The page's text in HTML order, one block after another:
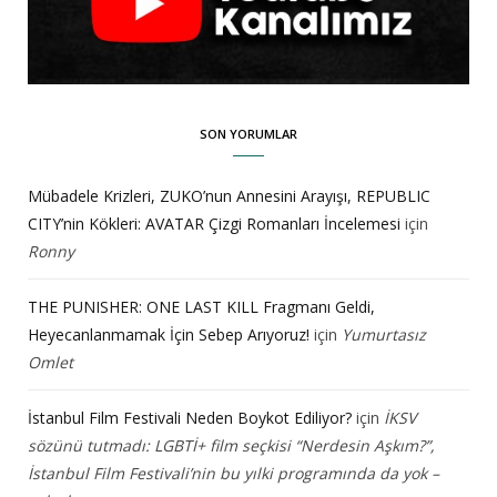
SON YORUMLAR
Mübadele Krizleri, ZUKO’nun Annesini Arayışı, REPUBLIC
CITY’nin Kökleri: AVATAR Çizgi Romanları İncelemesi için
Ronny
THE PUNISHER: ONE LAST KILL Fragmanı Geldi,
Heyecanlanmamak İçin Sebep Arıyoruz! için Yumurtasız
Omlet
İstanbul Film Festivali Neden Boykot Ediliyor? için İKSV
sözünü tutmadı: LGBTİ+ film seçkisi “Nerdesin Aşkım?”,
İstanbul Film Festivali’nin bu yılki programında da yok –